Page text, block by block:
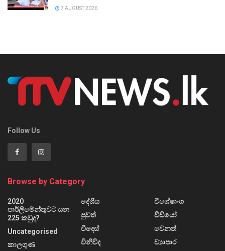
7 AUGUST 2026
Follow Us
Browse by Category
2020
පාර්ලිමේන්තුවට යන
225 කවුද?
Uncategorised
කාලගුණ
දේශීය
පුවත්
විදෙස්
විනිවිද
විශේෂාංග
වීඩියෝ
වෙනත්
ව්‍යාපාර